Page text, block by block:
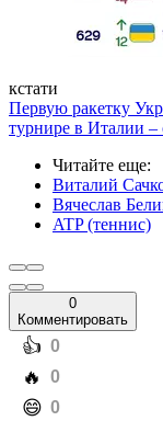
кстати
Первую ракетку
турнире в Италии –
Читайте еще:
Виталий
Вячеслав
ATP (теннис)
0
Комментировать
️👍 0
️🔥 0
️😄 0